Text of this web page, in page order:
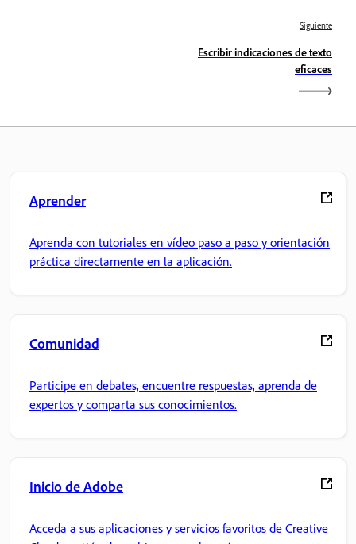
Siguiente
Escribir indicaciones de texto
eficaces
Aprender
Aprenda con tutoriales en vídeo paso a paso y orientación
práctica directamente en la aplicación.
Comunidad
Participe en debates, encuentre respuestas, aprenda de
expertos y comparta sus conocimientos.
Inicio de Adobe
Acceda a sus aplicaciones y servicios favoritos de Creative